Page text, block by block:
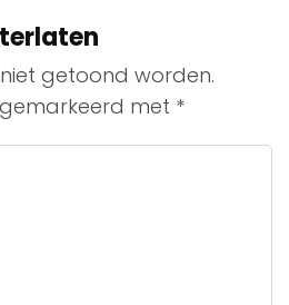
getoond worden.
met *